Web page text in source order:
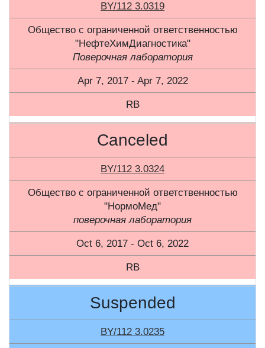
BY/112 3.0319
Общество с ограниченной ответственностью
"НефтеХимДиагностика"
Поверочная лаборатория
Apr 7, 2017 - Apr 7, 2022
RB
Canceled
BY/112 3.0324
Общество с ограниченной ответственностью
"НормоМед"
поверочная лаборатория
Oct 6, 2017 - Oct 6, 2022
RB
Suspended
BY/112 3.0235